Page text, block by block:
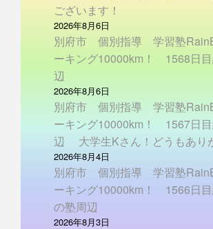
ございます！
2026年8月6日
別府市 個別指導 学習塾
ーキング10000km！ 1568日
辺
2026年8月6日
別府市 個別指導 学習塾
ーキング10000km！ 1567日
辺 大学生Kさん！どうもあり
2026年8月4日
別府市 個別指導 学習塾
ーキング10000km！ 1566日
の塾周辺
2026年8月3日